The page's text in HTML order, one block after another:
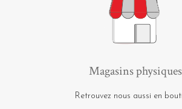
Magasins physiques
Retrouvez nous aussi en